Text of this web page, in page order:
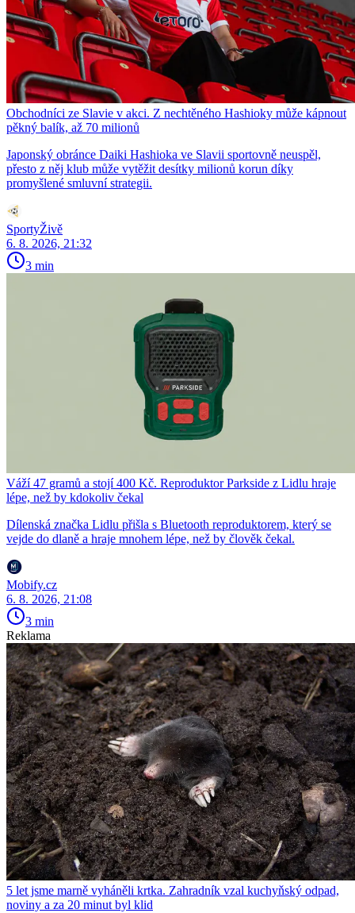
Obchodníci ze Slavie v akci. Z nechtěného Hashioky může kápnout
pěkný balík, až 70 milionů
Japonský obránce Daiki Hashioka ve Slavii sportovně neuspěl,
přesto z něj klub může vytěžit desítky milionů korun díky
promyšlené smluvní strategii.
SportyŽivě
6. 8. 2026, 21:32
3 min
Váží 47 gramů a stojí 400 Kč. Reproduktor Parkside z Lidlu hraje
lépe, než by kdokoliv čekal
Dílenská značka Lidlu přišla s Bluetooth reproduktorem, který se
vejde do dlaně a hraje mnohem lépe, než by člověk čekal.
Mobify.cz
6. 8. 2026, 21:08
3 min
Reklama
5 let jsme marně vyháněli krtka. Zahradník vzal kuchyňský odpad,
noviny a za 20 minut byl klid